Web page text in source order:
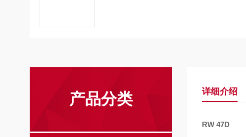
产品分类 详细介绍
RW 47D